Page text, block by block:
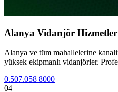
Alanya Vidanjör
Alanya ve tüm mahallelerine
yüksek ekipmanlı vidanjörler.
0.507.058 8000
04